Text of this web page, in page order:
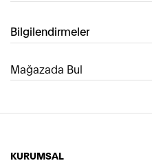
Bilgilendirmeler
Mağazada Bul
KURUMSAL